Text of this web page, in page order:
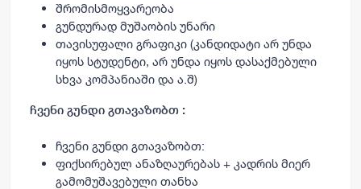
შრომისმოყვარეობა
გუნდურად მუშაობის უნარი
თავისუფალი გრაფიკი (კანდიდატი არ უნდა
იყოს სტუდენტი, არ უნდა იყოს დასაქმებული
სხვა კომპანიაში და ა.შ)
ჩვენი გუნდი გთავაზობთ :
ჩვენი გუნდი გთავაზობთ:
ფიქსირებულ ანაზღაურებას + კადრის მიერ
გამომუშავებული თანხა